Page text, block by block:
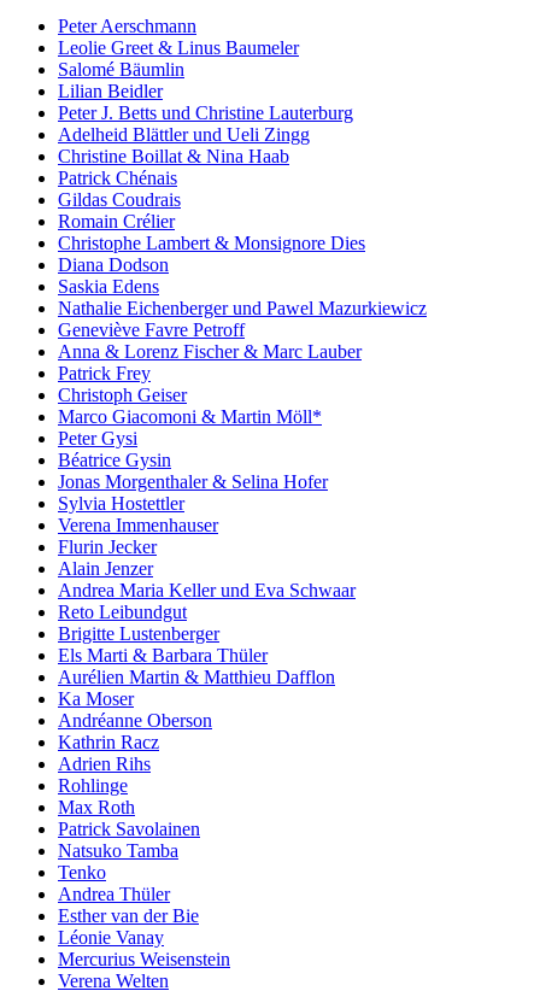
Peter Aerschmann
Leolie Greet & Linus Baumeler
Salomé Bäumlin
Lilian Beidler
Peter J. Betts und Christine Lauterburg
Adelheid Blättler und Ueli Zingg
Christine Boillat & Nina Haab
Patrick Chénais
Gildas Coudrais
Romain Crélier
Christophe Lambert & Monsignore Dies
Diana Dodson
Saskia Edens
Nathalie Eichenberger und Pawel Mazurkiewicz
Geneviève Favre Petroff
Anna & Lorenz Fischer & Marc Lauber
Patrick Frey
Christoph Geiser
Marco Giacomoni & Martin Möll*
Peter Gysi
Béatrice Gysin
Jonas Morgenthaler & Selina Hofer
Sylvia Hostettler
Verena Immenhauser
Flurin Jecker
Alain Jenzer
Andrea Maria Keller und Eva Schwaar
Reto Leibundgut
Brigitte Lustenberger
Els Marti & Barbara Thüler
Aurélien Martin & Matthieu Dafflon
Ka Moser
Andréanne Oberson
Kathrin Racz
Adrien Rihs
Rohlinge
Max Roth
Patrick Savolainen
Natsuko Tamba
Tenko
Andrea Thüler
Esther van der Bie
Léonie Vanay
Mercurius Weisenstein
Verena Welten